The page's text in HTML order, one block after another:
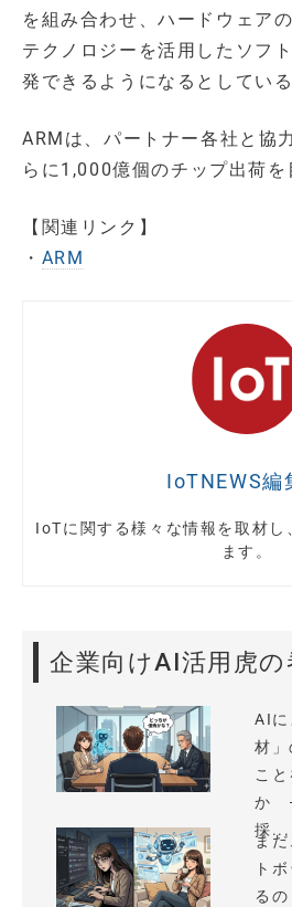
を組み合わせ、ハードウェア
テクノロジーを活用したソフ
発できるようになるとしている
ARMは、パートナー各社と協
らに1,000億個のチップ出荷を
【関連リンク】
・ ARM
IoTNEWS編
IoTに関する様々な情報を取材し
ます。
企業向けAI活用虎の
AIに
材」
こ
か
採...
ま
ト
る